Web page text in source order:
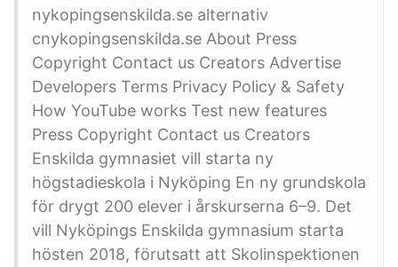
nykopingsenskilda.se alternativ
cnykopingsenskilda.se About Press
Copyright Contact us Creators Advertise
Developers Terms Privacy Policy & Safety
How YouTube works Test new features
Press Copyright Contact us Creators
Enskilda gymnasiet vill starta ny
högstadieskola i Nyköping En ny grundskola
för drygt 200 elever i årskurserna 6–9. Det
vill Nyköpings Enskilda gymnasium starta
hösten 2018, förutsatt att Skolinspektionen